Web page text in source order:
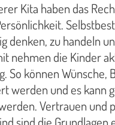
Kita haben das
denken, zu handeln
nehmen die Kinder
So können Wünsche,
werden und es kann
Vertrauen und